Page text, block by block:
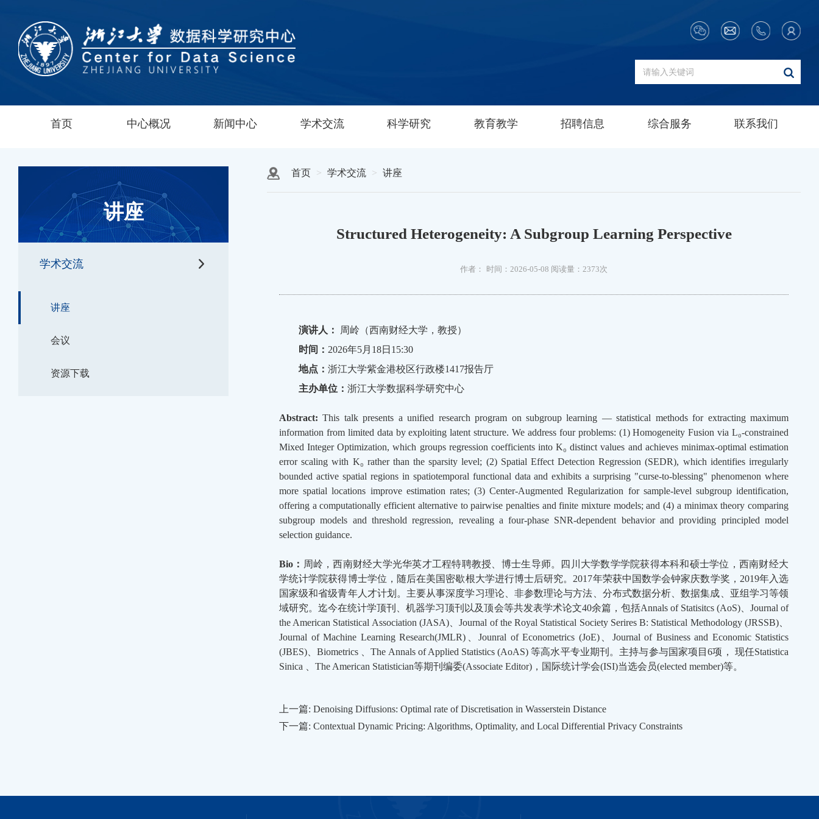
首页 中心概况 新闻中心 学术交流 科学研究 教育教学 招聘信息 综合服务 联系我们
讲座
学术交流
讲座
会议
资源下载
首页 学术交流 讲座
Structured Heterogeneity: A Subgroup Learning Perspective
作者： 时间：2026-05-08 阅读量：2373次
演讲人：
周岭（西南财经大学，教授）
时间： 2026年5月18日15:30
地点： 浙江大学紫金港校区行政楼1417报告厅
主办单位： 浙江大学数据科学研究中心
Abstract:This talk presents a unified research program on subgroup learning — statistical methods for extracting maximum
information from limited data by exploiting latent structure. We address four problems: (1) Homogeneity Fusion via L₀-constrained
Mixed Integer Optimization, which groups regression coefficients into K₀ distinct values and achieves minimax-optimal estimation
error scaling with K₀ rather than the sparsity level; (2) Spatial Effect Detection Regression (SEDR), which identifies irregularly
bounded active spatial regions in spatiotemporal functional data and exhibits a surprising "curse-to-blessing" phenomenon where
more spatial locations improve estimation rates; (3) Center-Augmented Regularization for sample-level subgroup identification,
offering a computationally efficient alternative to pairwise penalties and finite mixture models; and (4) a minimax theory comparing
subgroup models and threshold regression, revealing a four-phase SNR-dependent behavior and providing principled model
selection guidance.
Bio： 周岭，西南财经大学光华英才工程特聘教授、博士生导师。四川大学数学学院获得本科和硕士学位，西南财经大
学统计学院获得博士学位，随后在美国密歇根大学进行博士后研究。2017年荣获中国数学会钟家庆数学奖，2019年入选
国家级和省级青年人才计划。主要从事深度学习理论、非参数理论与方法、分布式数据分析、数据集成、亚组学习等领
域研究。迄今在统计学顶刊、机器学习顶刊以及顶会等共发表学术论文40余篇，包括Annals of Statisitcs (AoS)、Journal of
the American Statistical Association (JASA)、Journal of the Royal Statistical Society Serires B: Statistical Methodology (JRSSB)、
Journal of Machine Learning Research(JMLR)、Jounral of Econometrics (JoE)、Journal of Business and Economic Statistics
(JBES)、Biometrics 、The Annals of Applied Statistics (AoAS) 等高水平专业期刊。主持与参与国家项目6项， 现任Statistica
Sinica 、The American Statistician等期刊编委(Associate Editor)，国际统计学会(ISI)当选会员(elected member)等。
上一篇: Denoising Diffusions: Optimal rate of Discretisation in Wasserstein Distance
下一篇: Contextual Dynamic Pricing: Algorithms, Optimality, and Local Differential Privacy Constraints